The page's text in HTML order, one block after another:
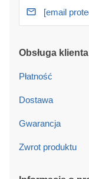
[email
Obsługa klienta
Płatność
Dostawa
Gwarancja
Zwrot produktu